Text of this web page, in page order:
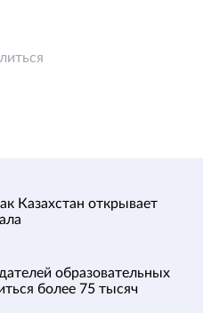
Казахстан открывает
образовательных
более 75 тысяч